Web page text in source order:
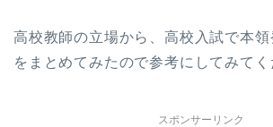
高校教師の立場から、高校入試で本
をまとめてみたので参考にしてみてく
スポンサーリンク